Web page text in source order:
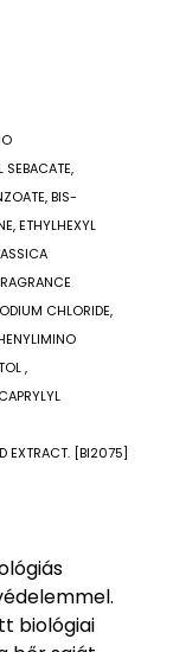
SEBACATE,
BIS-
ETHYLHEXYL
CHLORIDE,
,
EXTRACT. [BI2075]
biológiai